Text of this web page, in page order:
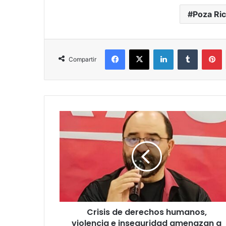
Poza
Compartir
Facebook
X LinkedInTumblr
Crisis
derechos
violencia
inseguridad
amenazan
a
Crisis de derechos humanos,
violencia e inseguridad amenazan a